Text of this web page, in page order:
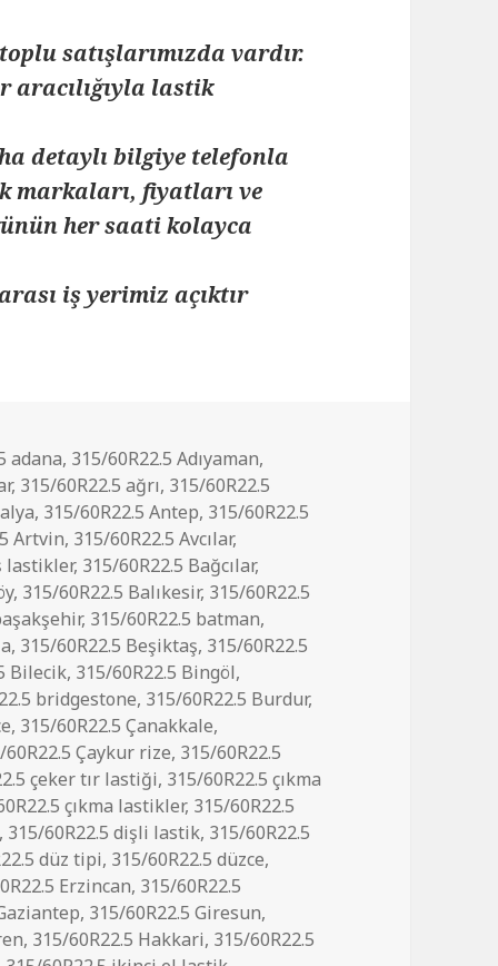
satışlarımızda vardır.
aracılığıyla lastik
detaylı bilgiye telefonla
fiyatları ve
her saati kolayca
iş yerimiz açıktır
adana, 315/60R22.5 Adıyaman,
, 315/60R22.5 ağrı, 315/60R22.5
, 315/60R22.5 Antep, 315/60R22.5
Artvin, 315/60R22.5 Avcılar,
lastikler, 315/60R22.5 Bağcılar,
, 315/60R22.5 Balıkesir, 315/60R22.5
, 315/60R22.5 batman,
, 315/60R22.5 Beşiktaş, 315/60R22.5
Bilecik, 315/60R22.5 Bingöl,
bridgestone, 315/60R22.5 Burdur,
, 315/60R22.5 Çanakkale,
60R22.5 Çaykur rize, 315/60R22.5
çeker tır lastiği, 315/60R22.5 çıkma
çıkma lastikler, 315/60R22.5
, 315/60R22.5 dişli lastik, 315/60R22.5
düz tipi, 315/60R22.5 düzce,
Erzincan, 315/60R22.5
, 315/60R22.5 Giresun,
, 315/60R22.5 Hakkari, 315/60R22.5